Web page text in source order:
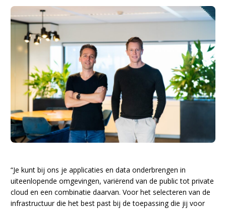
“Je kunt bij ons je applicaties en data onderbrengen in
uiteenlopende omgevingen, variërend van de public tot private
cloud en een combinatie daarvan. Voor het selecteren van de
infrastructuur die het best past bij de toepassing die jij voor